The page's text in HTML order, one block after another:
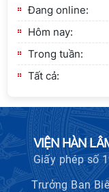
Viện Hàn lâm Khoa
Nam và Tỉnh ủy
Đang online:
Hôm nay:
Trong tuần:
Tất cả:
VIỆN HÀN
Giấy phép số
Trưởng Ban